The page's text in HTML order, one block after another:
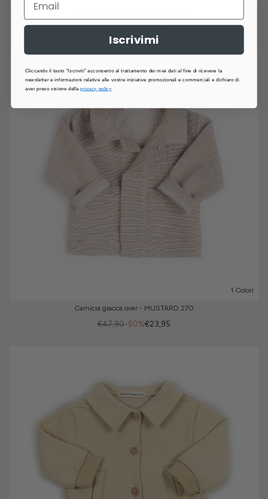
1 Colori
Camicia giacca over - MUSTARD 270
-50%
€47,90 €23,95
Iscrivimi
Cliccando il tasto "Iscriviti" acconsento al trattamento dei miei dati al fine di ricevere la
newsletter e informazioni relative alle vostre iniziative promozionali e commerciali e dichiaro di
aver preso visione dellaprivacy policy